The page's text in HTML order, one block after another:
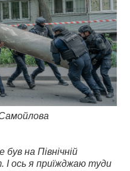
на Північній
І ось я приїжджаю туди